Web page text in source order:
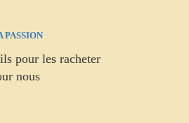
PASSION
pour les racheter
nous